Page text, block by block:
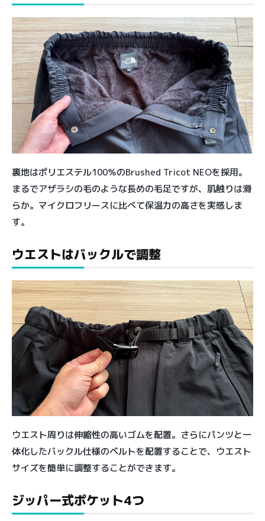
裏地はポリエステル100％のBrushed Tricot NEOを採用。
まるでアザラシの毛のような長めの毛足ですが、肌触りは滑
らか。マイクロフリースに比べて保温力の高さを実感しま
す。
ウエストはバックルで調整
ウエスト周りは伸縮性の高いゴムを配置。さらにパンツと一
体化したバックル仕様のベルトを配置することで、ウエスト
サイズを簡単に調整することができます。
ジッパー式ポケット4つ